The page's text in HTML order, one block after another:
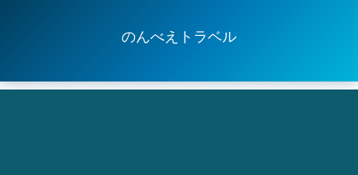
のんべえトラベル